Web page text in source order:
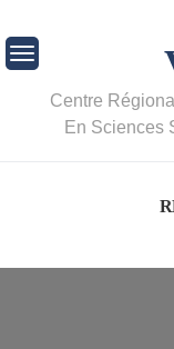
Centre
En Sciences